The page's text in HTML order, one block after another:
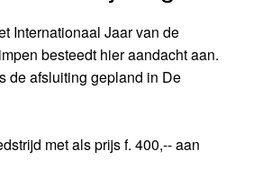
Internationaal Jaar van de
besteedt hier aandacht aan.
de afsluiting gepland in De
met als prijs f. 400,-- aan